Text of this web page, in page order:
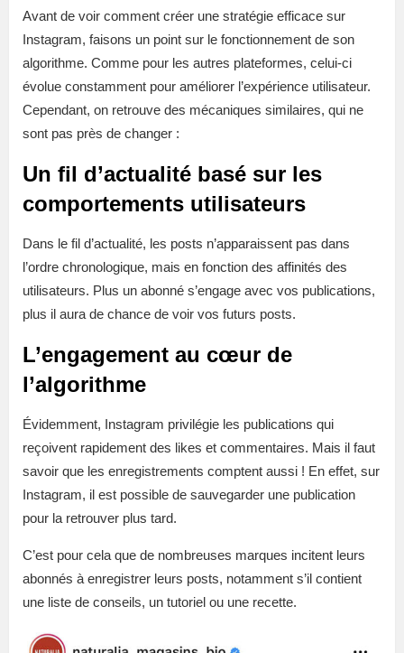
Avant de voir comment créer une stratégie efficace sur
Instagram, faisons un point sur le fonctionnement de son
algorithme. Comme pour les autres plateformes, celui-ci
évolue constamment pour améliorer l’expérience utilisateur.
Cependant, on retrouve des mécaniques similaires, qui ne
sont pas près de changer :
Un fil d’actualité basé sur les
comportements utilisateurs
Dans le fil d’actualité, les posts n’apparaissent pas dans
l’ordre chronologique, mais en fonction des affinités des
utilisateurs. Plus un abonné s’engage avec vos publications,
plus il aura de chance de voir vos futurs posts.
L’engagement au cœur de
l’algorithme
Évidemment, Instagram privilégie les publications qui
reçoivent rapidement des likes et commentaires. Mais il faut
savoir que les enregistrements comptent aussi ! En effet, sur
Instagram, il est possible de sauvegarder une publication
pour la retrouver plus tard.
C’est pour cela que de nombreuses marques incitent leurs
abonnés à enregistrer leurs posts, notamment s’il contient
une liste de conseils, un tutoriel ou une recette.